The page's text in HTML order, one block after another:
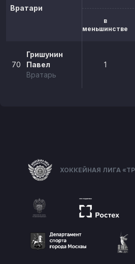
Вратари
в
меньшинстве
70
Гришунин
Павел
Вратарь
1
ХОККЕЙНАЯ ЛИГА